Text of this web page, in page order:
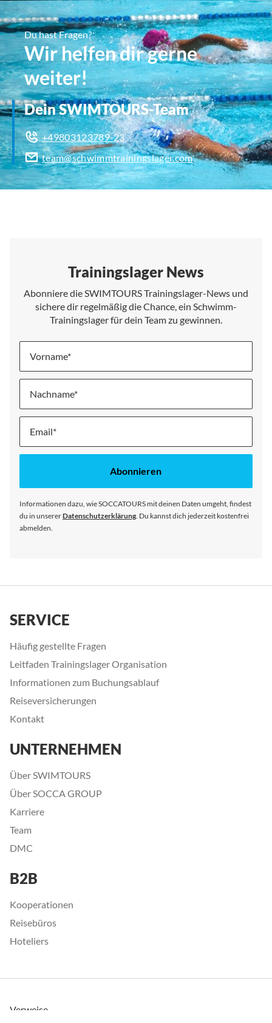
Du hast Fragen?
Wir helfen dir gerne
weiter!
Dein SWIMTOURS-Team
+49803123789-23
team@schwimmtrainingslager.com
Trainingslager News
Abonniere die SWIMTOURS Trainingslager-News und
sichere dir regelmäßig die Chance, ein Schwimm-
Trainingslager für dein Team zu gewinnen.
Vorname
Nachname
Melde
für
Abonnieren
Informationen dazu, wie SOCCATOURS mit deinen Daten umgeht, findest
du in unsererDatenschutzerklärung . Du kannst dich jederzeit kostenfrei
abmelden.
SERVICE
Häufig gestellte Fragen
Leitfaden Trainingslager Organisation
Informationen zum Buchungsablauf
Reiseversicherungen
Kontakt
UNTERNEHMEN
Über SWIMTOURS
Über SOCCA GROUP
Karriere
Team
DMC
B2B
Kooperationen
Reisebüros
Hoteliers
Verweise